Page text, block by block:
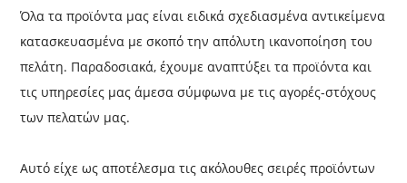
Όλα τα προϊόντα μας είναι ειδικά σχεδιασμένα αντικείμενα
κατασκευασμένα με σκοπό την απόλυτη ικανοποίηση του
πελάτη. Παραδοσιακά, έχουμε αναπτύξει τα προϊόντα και
τις υπηρεσίες μας άμεσα σύμφωνα με τις αγορές-στόχους
των πελατών μας.
Αυτό είχε ως αποτέλεσμα τις ακόλουθες σειρές προϊόντων